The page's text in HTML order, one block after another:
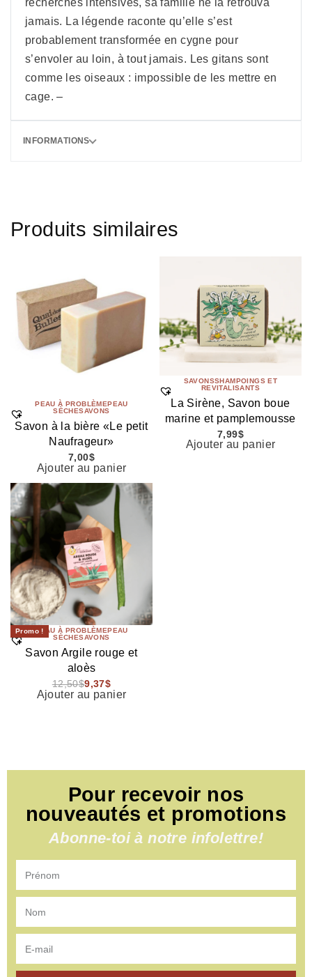
recherches intensives, sa famille ne la retrouva
jamais. La légende raconte qu’elle s’est
probablement transformée en cygne pour
s’envoler au loin, à tout jamais. Les gitans sont
comme les oiseaux : impossible de les mettre en
cage. –
INFORMATIONS
Produits similaires
PEAU À PROBLÈMEPEAU
SÈCHESAVONS
Savon à la bière «Le petit
Naufrageur»
7,00$
Ajouter au panier
SAVONSSHAMPOINGS ET
REVITALISANTS
La Sirène, Savon boue
marine et pamplemousse
7,99$
Ajouter au panier
Promo !PEAU À PROBLÈMEPEAU
SÈCHESAVONS
Savon Argile rouge et
aloès
12,50$9,37$
Ajouter au panier
Pour recevoir nos
nouveautés et promotions
Abonne-toi à notre infolettre!